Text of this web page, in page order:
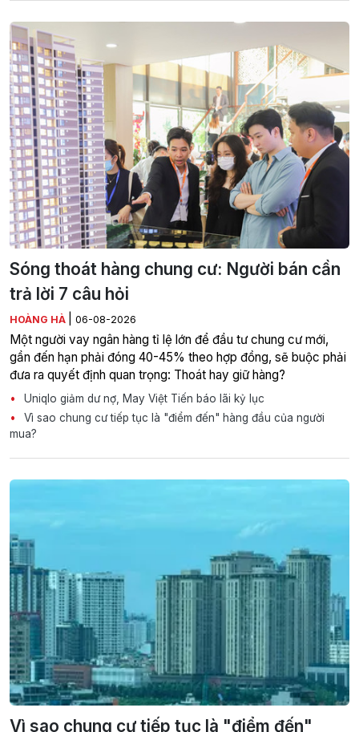
Sóng thoát hàng chung cư: Người bán cần
trả lời 7 câu hỏi
HOÀNG HÀ 06-08-2026
Một người vay ngân hàng tỉ lệ lớn để đầu tư chung cư mới,
gần đến hạn phải đóng 40-45% theo hợp đồng, sẽ buộc phải
đưa ra quyết định quan trọng: Thoát hay giữ hàng?
Uniqlo giảm dư nợ, May Việt Tiến báo lãi kỷ lục
Vì sao chung cư tiếp tục là "điểm đến" hàng đầu của người
mua?
Vì sao chung cư tiếp tục là "điểm đến"